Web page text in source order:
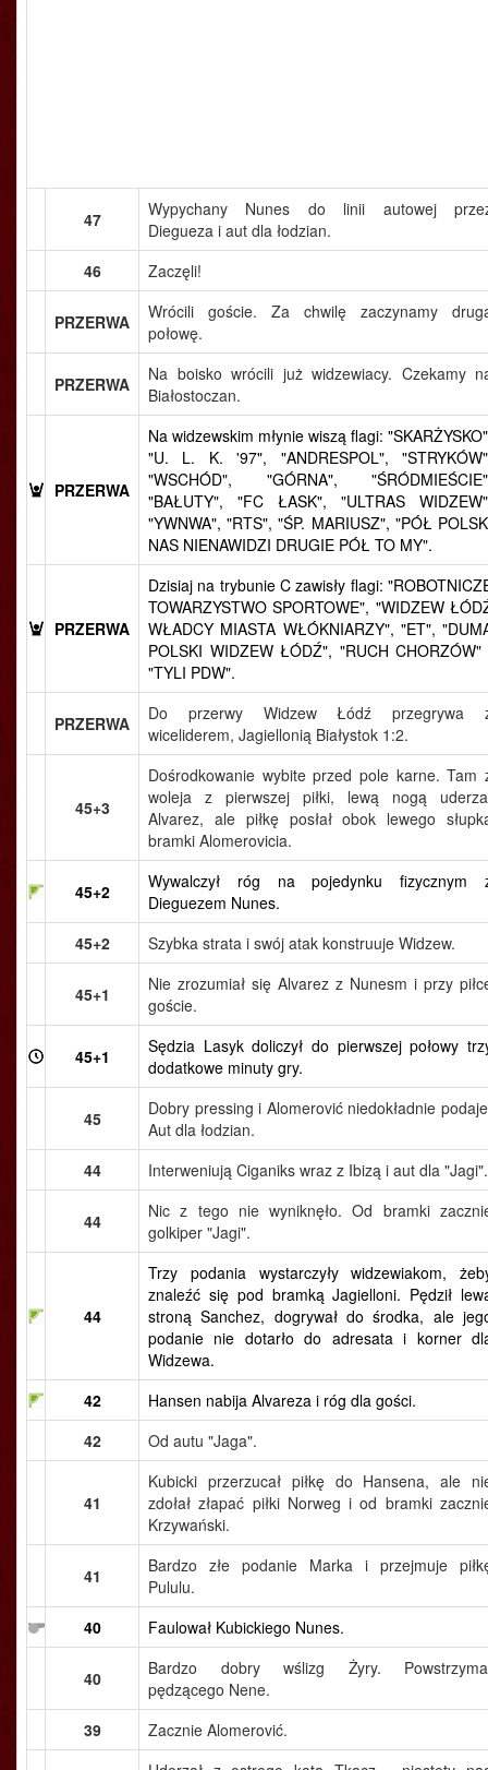
47
Wypychany Nunes do linii autowej
Diegueza i aut dla łodzian.
46
Zaczęli!
PRZERWA
Wrócili goście. Za chwilę zaczynamy
połowę.
PRZERWA
Na boisko wrócili już widzewiacy. Czekamy
Białostoczan.
PRZERWA
Na widzewskim młynie wiszą flagi:
"U. L. K. '97", "ANDRESPOL",
"WSCHÓD", "GÓRNA",
"BAŁUTY", "FC ŁASK", "ULTRAS
"YWNWA", "RTS", "ŚP. MARIUSZ", "PÓŁ
NAS NIENAWIDZI DRUGIE PÓŁ TO MY".
PRZERWA
Dzisiaj na trybunie C zawisły flagi:
TOWARZYSTWO SPORTOWE", "WIDZEW
WŁADCY MIASTA WŁÓKNIARZY", "ET",
POLSKI WIDZEW ŁÓDŹ", "RUCH CHORZÓW"
"TYLI PDW".
PRZERWA
Do przerwy Widzew Łódź przegrywa
wiceliderem, Jagiellonią Białystok 1:2.
45+3
Dośrodkowanie wybite przed pole karne. Tam
woleja z pierwszej piłki, lewą nogą
Alvarez, ale piłkę posłał obok lewego
bramki Alomerovicia.
45+2
Wywalczył róg na pojedynku fizycznym
Dieguezem Nunes.
45+2
Szybka strata i swój atak konstruuje Widzew.
45+1
Nie zrozumiał się Alvarez z Nunesm i przy
goście.
45+1
Sędzia Lasyk doliczył do pierwszej połowy
dodatkowe minuty gry.
45
Dobry pressing i Alomerović niedokładnie
Aut dla łodzian.
44
Interweniują Ciganiks wraz z Ibizą i aut dla "Jagi".
44
Nic z tego nie wyniknęło. Od bramki
golkiper "Jagi".
44
Trzy podania wystarczyły widzewiakom,
znaleźć się pod bramką Jagielloni. Pędził
stroną Sanchez, dogrywał do środka, ale
podanie nie dotarło do adresata i korner
Widzewa.
42
Hansen nabija Alvareza i róg dla gości.
42
Od autu "Jaga".
41
Kubicki przerzucał piłkę do Hansena, ale
zdołał złapać piłki Norweg i od bramki
Krzywański.
41
Bardzo złe podanie Marka i przejmuje
Pululu.
40
Faulował Kubickiego Nunes.
40
Bardzo dobry wślizg Żyry.
pędzącego Nene.
39
Zacznie Alomerović.